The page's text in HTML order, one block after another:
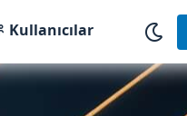
Kullanıcılar